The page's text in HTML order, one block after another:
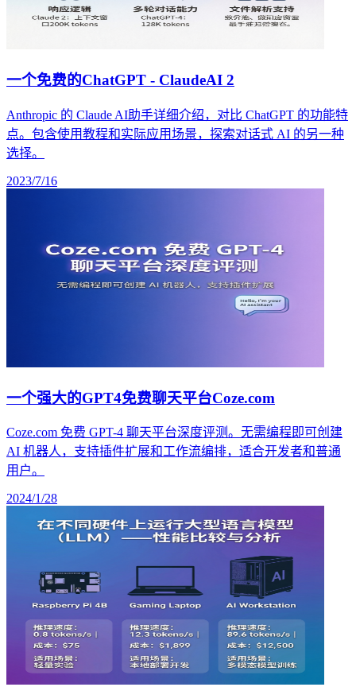
一个免费的ChatGPT - ClaudeAI 2
Anthropic 的 Claude AI助手详细介绍，对比 ChatGPT 的功能特
点。包含使用教程和实际应用场景，探索对话式 AI 的另一种
选择。
2023/7/16
一个强大的GPT4免费聊天平台Coze.com
Coze.com 免费 GPT-4 聊天平台深度评测。无需编程即可创建
AI 机器人，支持插件扩展和工作流编排，适合开发者和普通
用户。
2024/1/28